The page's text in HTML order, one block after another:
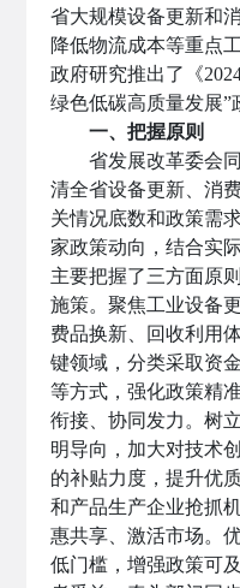
省大规模设备更新和
降低物流成本等重点
政府研究推出了《
绿色低碳高质量发展”
一、把握原则
省发展改革委会
清全省设备更新、消
关情况底数和政策需
家政策动向，结合实
主要把握了三方面原
施策。聚焦工业设备
费品换新、回收利用
键领域，分类采取资
等方式，强化政策精
衔接、协同发力。树
明导向，加大对技术
的补贴力度，提升优
和产品生产企业抢抓
惠共享、激活市场。
低门槛，增强政策可